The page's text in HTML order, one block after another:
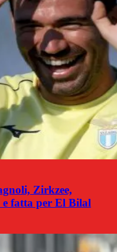
Zirkzee,
fatta per El Bilal